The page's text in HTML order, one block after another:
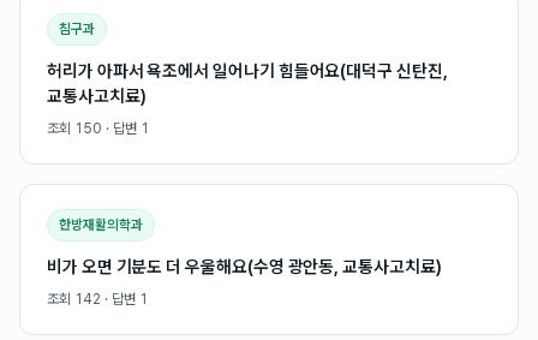
침구과
허리가 아파서 욕조에서 일어나기 힘들어요(대덕구 신탄진,
교통사고치료)
조회 150 · 답변 1
한방재활의학과
비가 오면 기분도 더 우울해요(수영 광안동, 교통사고치료)
조회 142 · 답변 1